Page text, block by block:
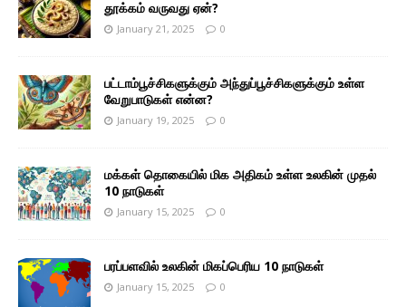
தூக்கம் வருவது ஏன்?
January 21, 2025 0
பட்டாம்பூச்சிகளுக்கும் அந்துப்பூச்சிகளுக்கும் உள்ள
வேறுபாடுகள் என்ன?
January 19, 2025 0
மக்கள் தொகையில் மிக அதிகம் உள்ள உலகின் முதல்
10 நாடுகள்
January 15, 2025 0
பரப்பளவில் உலகின் மிகப்பெரிய 10 நாடுகள்
January 15, 2025 0